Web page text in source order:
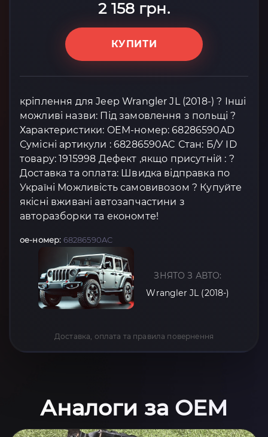
2 158 грн.
КУПИТИ
кріплення для Jeep Wrangler JL (2018-) ? Інші
можливі назви: Під замовлення з польщі ?
Характеристики: OEM-номер: 68286590AD
Сумісні артикули : 68286590AC Стан: Б/У ID
товару: 1915998 Дефект ,якщо присутній : ?
Доставка та оплата: Швидка відправка по
Україні Можливість самовивозом ? Купуйте
якісні вживані автозапчастини з
авторазборки та економте!
oe-номер: 68286590AC
ЗНЯТО З АВТО:
Wrangler JL (2018-)
Доставка, оплата та правила повернення
Аналоги за OEM